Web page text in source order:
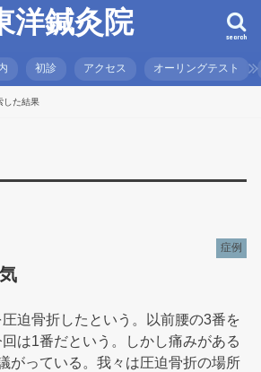
洋鍼灸院 search
初診 アクセス オーリングテスト
した結果
症例
迫骨折したという。以前腰の3番を
は1番だという。しかし痛みがある
がっている。我々は圧迫骨折の場所